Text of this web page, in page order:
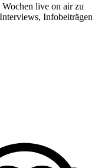
live on air zu
Infobeiträgen